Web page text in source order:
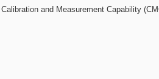
Calibration and Measurement Capability